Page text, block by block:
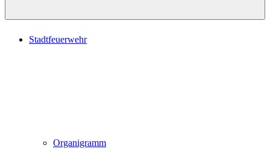
Stadtfeuerwehr
Organigramm